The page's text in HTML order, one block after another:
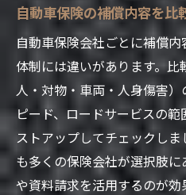
自動車保険の補償内容を比
自動車保険会社ごとに補償
体制には違いがあります。
人・対物・車両・人身傷害
ピード、ロードサービスの
ストアップしてチェックし
も多くの保険会社が選択肢
や資料請求を活用するのが効